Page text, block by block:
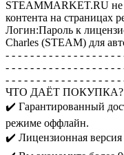
STEAMMARKET.RU не
контента на страницах
Логин:Пароль к
Charles (STEAM) для
- - - - - - - - - - - - - - - - - -
- - - - - - - - - - - - - - - - - -
- - - - - - - - - - - - - - - - - - -
ЧТО ДАЁТ ПОКУПКА?
✔️ Гарантированный
режиме оффлайн.
✔️ Лицензионная